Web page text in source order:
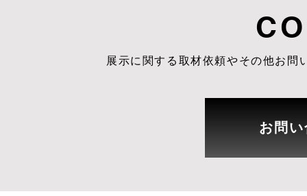
展示に関する取材依頼やその他お問
お問